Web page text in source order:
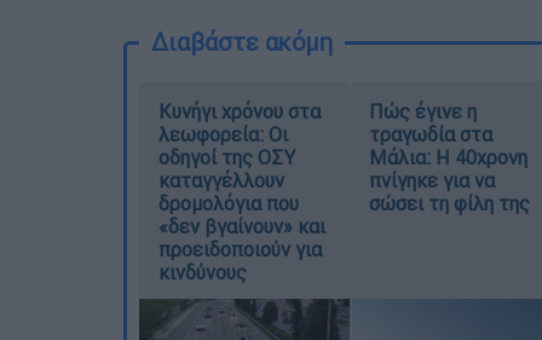
Διαβάστε ακόμη
Κυνήγι χρόνου στα
λεωφορεία: Οι
οδηγοί της ΟΣΥ
καταγγέλλουν
δρομολόγια που
«δεν βγαίνουν» και
προειδοποιούν για
κινδύνους
Πώς έγινε η
τραγωδία στα
Μάλια: Η 40χρονη
πνίγηκε για να
σώσει τη φίλη της